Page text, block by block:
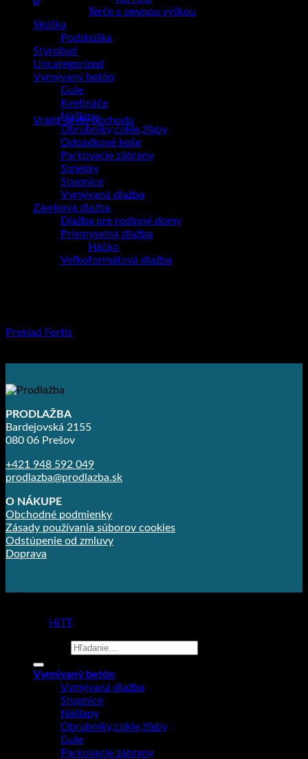
Žiadne produkty v košíku.
Vrátiť sa do obchodu
Terče s pevnou výškou
Skúška
Podskúška
Styrobud
Uncategorized
Vymývaný betón
Gule
Kvetináče
Nášľapy
Obrubníky,cokle,žľaby
Odpadkové koše
Parkovacie zábrany
Striešky
Stupnice
Vymývaná dlažba
Zámková dlažba
Dlažba pre rodinné domy
Priemyselná dlažba
Háčko
Veľkoformátová dlažba
Preklad Fortis
PRODLAŽBA
Bardejovská 2155
080 06 Prešov
+421 948 592 049
prodlazba@prodlazba.sk
O NÁKUPE
Obchodné podmienky
Zásady používania súborov cookies
Odstúpenie od zmluvy
Doprava
HiTT
Vymývaný betón
Vymývaná dlažba
Stupnice
Nášľapy
Obrubníky,cokle,žľaby
Gule
Parkovacie zábrany